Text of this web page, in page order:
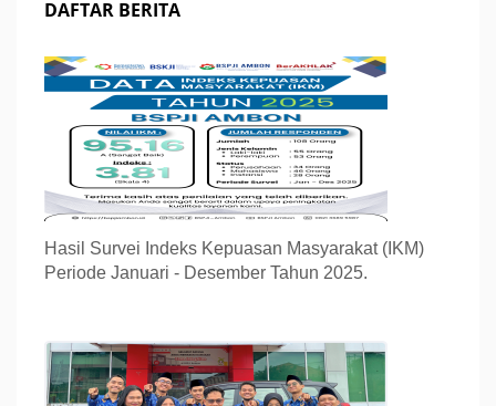
DAFTAR BERITA
Hasil Survei Indeks Kepuasan Masyarakat (IKM)
Periode Januari - Desember Tahun 2025.